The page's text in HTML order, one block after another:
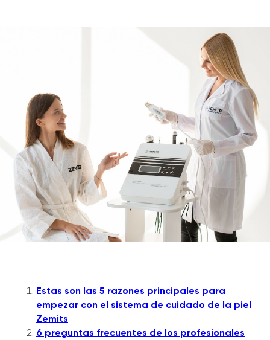
Estas son las 5 razones principales para
empezar con el sistema de cuidado de la piel
Zemits
6 preguntas frecuentes de los profesionales